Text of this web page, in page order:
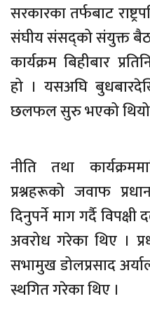
सरकारका तर्फबाट
संघीय संसद्को संयुक्त
कार्यक्रम बिहीबार
हो । यसअघि
छलफल सुरु भएको थियो
नीति तथा
प्रश्नहरूको जवाफ
दिनुपर्ने माग गर्दै
अवरोध गरेका थिए ।
सभामुख डोलप्रसाद
स्थगित गरेका थिए ।